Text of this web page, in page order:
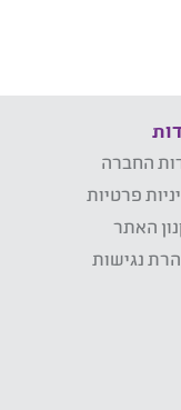
החברה
פרטיות
האתר
נגישות